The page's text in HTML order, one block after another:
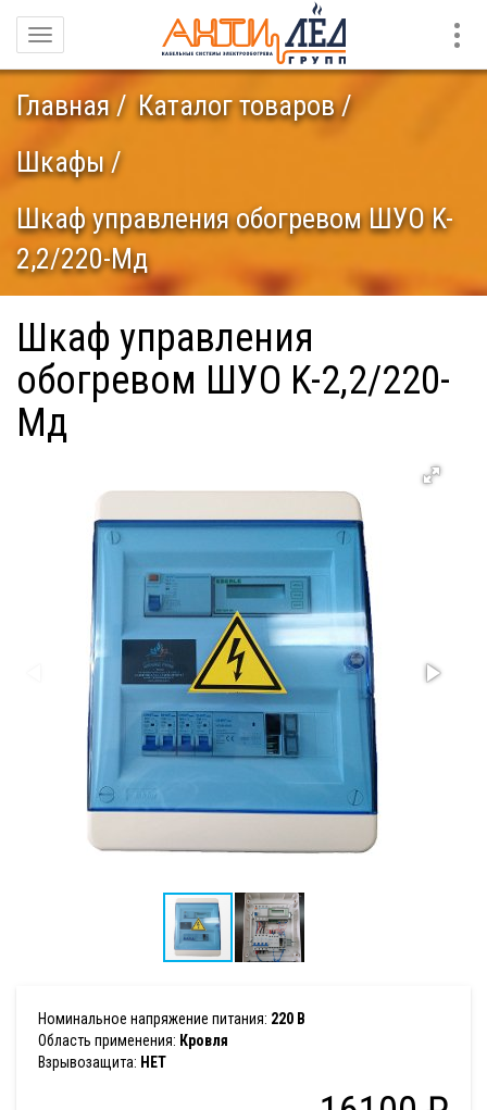
Навигация
Главная
Каталог товаров
Шкафы
Шкаф управления обогревом ШУО K-
2,2/220-Мд
Шкаф управления
обогревом ШУО K-2,2/220-
Мд
Номинальное напряжение питания: 220 В
Область применения: Кровля
Взрывозащита: НЕТ